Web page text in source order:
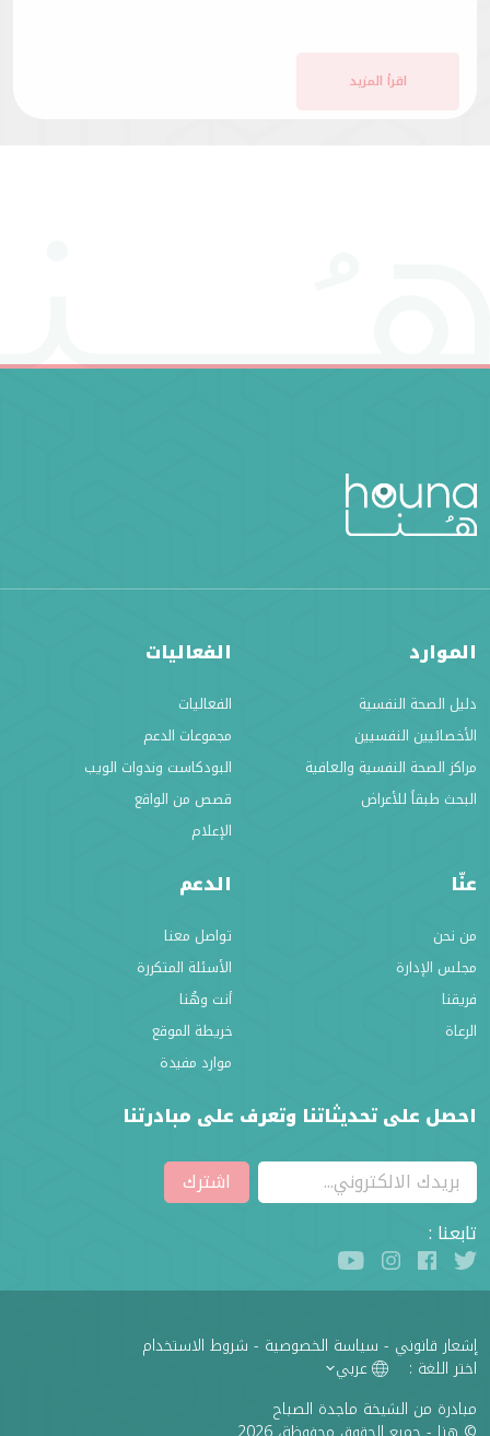
اقرأ المزيد
الموارد
دليل الصحة النفسية
الأخصائيين النفسيين
مراكز الصحة النفسية والعافية
البحث طبقاً للأعراض
الفعاليات
الفعاليات
مجموعات الدعم
البودكاست وندوات الويب
قصص من الواقع
الإعلام
عنّا
من نحن
مجلس الإدارة
فريقنا
الرعاة
الدعم
تواصل معنا
الأسئلة المتكررة
أنت وهُنا
خريطة الموقع
موارد مفيدة
احصل على تحديثاتنا وتعرف على مبادرتنا
اشترك
تابعنا :
إشعار قانوني - سياسة الخصوصية - شروط الاستخدام
اختر اللغة :
عربي
مبادرة من الشيخة ماجدة الصباح